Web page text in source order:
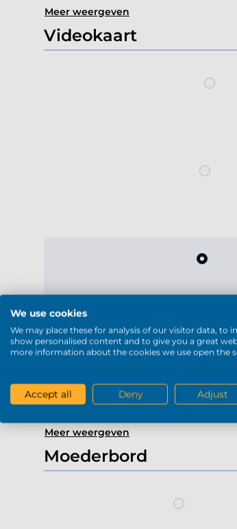
Meer weergeven
Videokaart
Meer weergeven
Moederbord
We use cookies
We may place these for analysis of our visitor data, to
show personalised content and to give you a great
more information about the cookies we use open the
Accept all Deny Adjust